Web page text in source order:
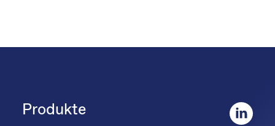
Produkte